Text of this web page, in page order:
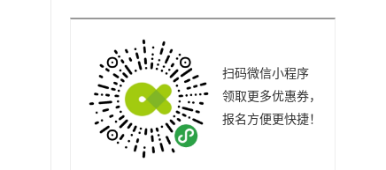
扫码微信小程序
领取更多优惠券，
报名方便更快捷！